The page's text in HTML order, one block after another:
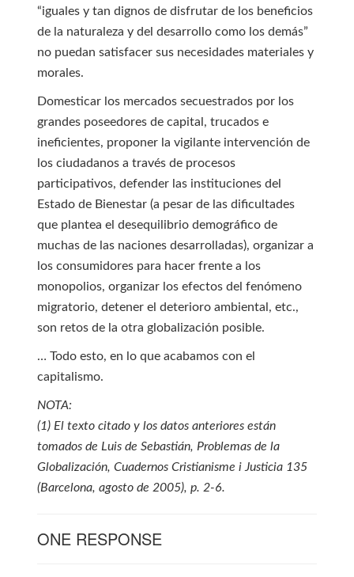
“iguales y tan dignos de disfrutar de los beneficios
de la naturaleza y del desarrollo como los demás”
no puedan satisfacer sus necesidades materiales y
morales.
Domesticar los mercados secuestrados por los
grandes poseedores de capital, trucados e
ineficientes, proponer la vigilante intervención de
los ciudadanos a través de procesos
participativos, defender las instituciones del
Estado de Bienestar (a pesar de las dificultades
que plantea el desequilibrio demográfico de
muchas de las naciones desarrolladas), organizar a
los consumidores para hacer frente a los
monopolios, organizar los efectos del fenómeno
migratorio, detener el deterioro ambiental, etc.,
son retos de la otra globalización posible.
… Todo esto, en lo que acabamos con el
capitalismo.
NOTA:
(1) El texto citado y los datos anteriores están
tomados de Luis de Sebastián, Problemas de la
Globalización, Cuadernos Cristianisme i Justicia 135
(Barcelona, agosto de 2005), p. 2-6.
ONE RESPONSE